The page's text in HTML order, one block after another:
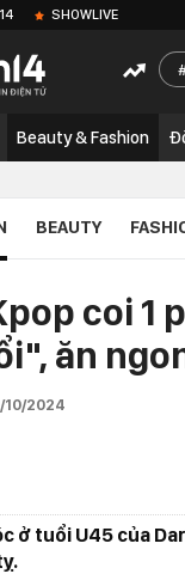
SHOWLIVE
Beauty & Fashion
BEAUTY
coi 1
ăn
10/2024
ở tuổi U45 của